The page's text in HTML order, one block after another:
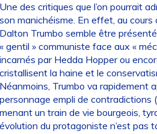
des critiques que l’on pourrait
manichéisme. En effet, au cours
Trumbo semble être
gentil » communiste face aux «
par Hedda Hopper ou
la haine et le
Trumbo va rapidement
empli de contradictions
un train de vie bourgeois,
du protagoniste n’est pas